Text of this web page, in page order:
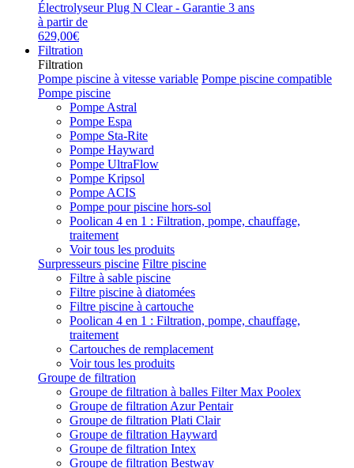
Électrolyseur Plug N Clear - Garantie 3 ans
à partir de
629,00€
Filtration
Filtration
Pompe piscine à vitesse variable Pompe piscine compatible
Pompe piscine
Pompe Astral
Pompe Espa
Pompe Sta-Rite
Pompe Hayward
Pompe UltraFlow
Pompe Kripsol
Pompe ACIS
Pompe pour piscine hors-sol
Poolican 4 en 1 : Filtration, pompe, chauffage,
traitement
Voir tous les produits
Surpresseurs piscine Filtre piscine
Filtre à sable piscine
Filtre piscine à diatomées
Filtre piscine à cartouche
Poolican 4 en 1 : Filtration, pompe, chauffage,
traitement
Cartouches de remplacement
Voir tous les produits
Groupe de filtration
Groupe de filtration à balles Filter Max Poolex
Groupe de filtration Azur Pentair
Groupe de filtration Plati Clair
Groupe de filtration Hayward
Groupe de filtration Intex
Groupe de filtration Bestway